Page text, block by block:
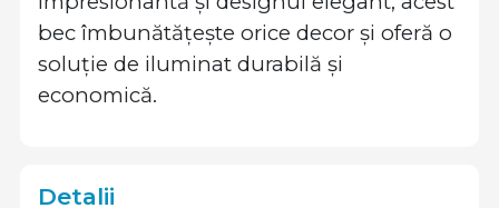
bec îmbunătățește orice decor și oferă o
soluție de iluminat durabilă și
economică.
Detalii